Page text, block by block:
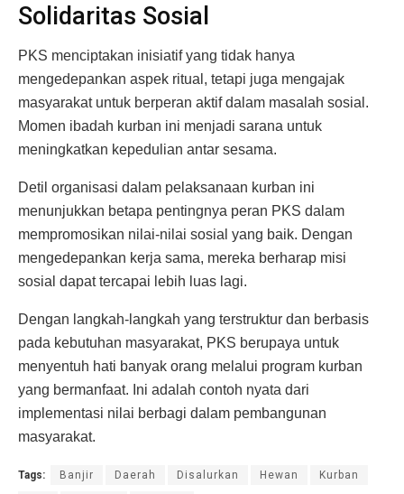
Solidaritas Sosial
PKS menciptakan inisiatif yang tidak hanya
mengedepankan aspek ritual, tetapi juga mengajak
masyarakat untuk berperan aktif dalam masalah sosial.
Momen ibadah kurban ini menjadi sarana untuk
meningkatkan kepedulian antar sesama.
Detil organisasi dalam pelaksanaan kurban ini
menunjukkan betapa pentingnya peran PKS dalam
mempromosikan nilai-nilai sosial yang baik. Dengan
mengedepankan kerja sama, mereka berharap misi
sosial dapat tercapai lebih luas lagi.
Dengan langkah-langkah yang terstruktur dan berbasis
pada kebutuhan masyarakat, PKS berupaya untuk
menyentuh hati banyak orang melalui program kurban
yang bermanfaat. Ini adalah contoh nyata dari
implementasi nilai berbagi dalam pembangunan
masyarakat.
Tags: Banjir Daerah Disalurkan Hewan Kurban